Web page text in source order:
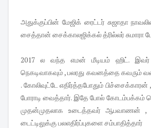
அதுக்குப்பின் மேஜிக் ரைட்டர் சுஜாதா
சைத்தான் சைக்காலஜிக்கல் த்ரில்லர் சுமாரா
2017 ல வந்த எமன் மீடியம் ஹிட். இவர்
நெகடிவாகவும் , பலரது கவனத்தை கவரும்
. கோலிவுட்டே எதிர்த்தபோதும்
போராடி வைத்தார். இதே போல் கோடம்பக்கம்
முதன்முதலாக உடைத்தவர் ஆபவாணன் ,
டைட்டிலுக்கு பலஎதிர்ப்புகளை சம்பாதித்தார்